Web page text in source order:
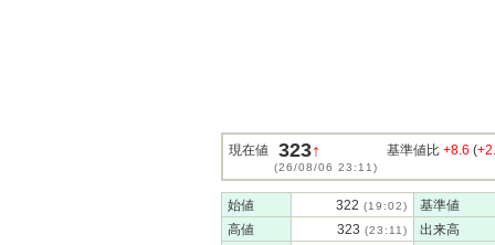
現在値 323↑
(26/08/06 23:11)
基準値比 +8.6 (
始値 322 (19:02)
基準値
高値
323 (23:11)
出来高